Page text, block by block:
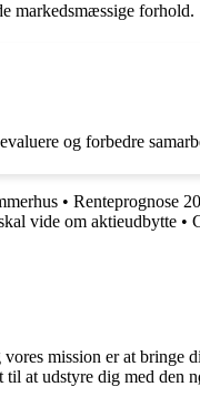
markedsmæssige forhold.
og forbedre
• Renteprognose
vide om aktieudbytte •
mission er at bringe
at udstyre dig med den